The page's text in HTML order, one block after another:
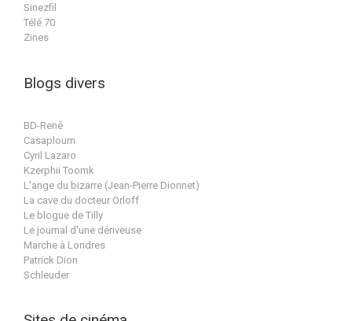
Sinezfil
Télé 70
Zines
Blogs divers
BD-René
Casaploum
Cyril Lazaro
Kzerphii Toomk
L'ange du bizarre (Jean-Pierre Dionnet)
La cave du docteur Orloff
Le blogue de Tilly
Le journal d'une dériveuse
Marche à Londres
Patrick Dion
Schleuder